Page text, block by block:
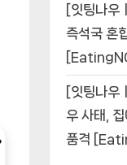
[잇팅나우
즉석국 혼
[잇팅나우
우 사태,
품격